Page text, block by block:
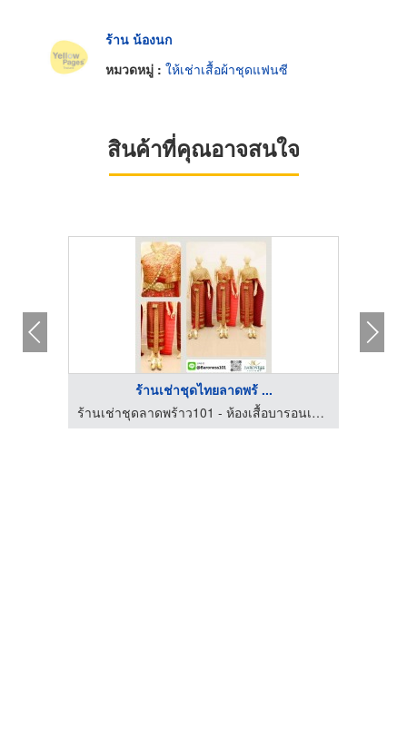
ร้าน น้องนก
หมวดหมู่ : ให้เช่าเสื้อผ้าชุดแฟนซี
สินค้าที่คุณอาจสนใจ
ร้านเช่าชุดไทยลาดพร้ ...
ร้านเช่าชุดลาดพร้าว101 - ห้องเสื้อบารอนเนส คอสตูม